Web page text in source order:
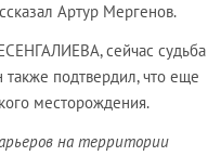
Артур Мергенов.
сейчас судьба
подтвердил, что еще
месторождения.
на территории